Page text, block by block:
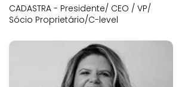
CADASTRA - Presidente/ CEO / VP/
Sócio Proprietário/C-level